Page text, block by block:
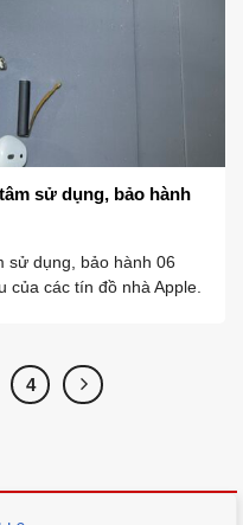
sử dụng, bảo hành
sử dụng, bảo hành 06
của các tín đồ nhà Apple.
4